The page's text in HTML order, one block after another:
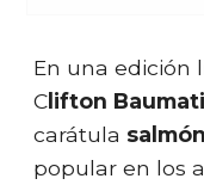
En una edición
C lifton
carátula
popular en los